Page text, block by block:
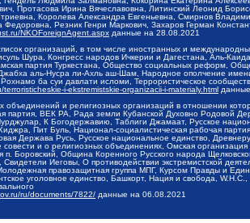
Протасова Ирина Вячеславовна, Литинский Леонид
Королева Александра Евгеньевна, Смирнов
Федоровна, Резник Генри Маркович, Захаров Герман
NKOForeignAgent.aspx данные на 28.08.2021
организаций, в том числе иностранных и
Шура, Конгресс народов Ичкерии и Дагестана, Аль-
партия Туркестана, Общество социальных реформ,
Джабха аль-Нусра ли-Ахль аш-Шам, Народное ополчение
ба суи давлати исломи, Террористическое
i-ekstremistskie-organizacii-i-materialy.html
объединений и религиозных организаций в отношении
партия, ВЕК РА, Рада земли Кубанской Духовно Родовой
К Богодержавию, Таблиги Джамаат, Русское
Пит Буль, Национал-социалистическая рабочая
Держава Русь, Русское национальное единство,
совести и о религиозных объединениях, Омская
п. Боровский, Община Коренного Русского народа
Свидетели Иеговы, О противодействии экстремистской
правозащитная группа МПГ, Курсом Правды и
уголовное единство, Башкорт, Нация и свобода,
ru/documents/7822/ данные на 06.08.2021